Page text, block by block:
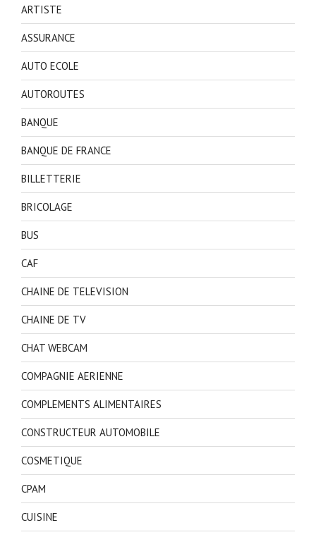
ARTISTE
ASSURANCE
AUTO ECOLE
AUTOROUTES
BANQUE
BANQUE DE FRANCE
BILLETTERIE
BRICOLAGE
BUS
CAF
CHAINE DE TELEVISION
CHAINE DE TV
CHAT WEBCAM
COMPAGNIE AERIENNE
COMPLEMENTS ALIMENTAIRES
CONSTRUCTEUR AUTOMOBILE
COSMETIQUE
CPAM
CUISINE